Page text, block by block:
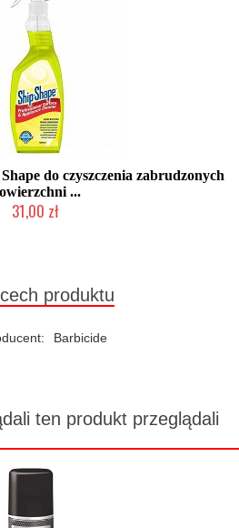
do czyszczenia zabrudzonych
...
31,00 zł
produktu
Barbicide
ten produkt przeglądali